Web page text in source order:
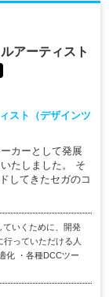
アーティスト
スト（デザインツ
カーとして発展
たしました。 そ
してきたセガのコ
ていくために、開発
っていただける人
化 ・各種DCCツー